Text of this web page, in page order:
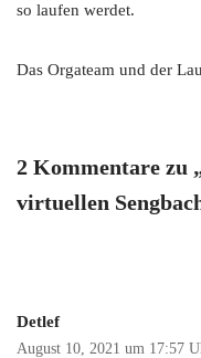
so laufen werdet.
Das Orgateam und der
2 Kommentare zu
virtuellen
Detlef
August 10, 2021 um 17:57